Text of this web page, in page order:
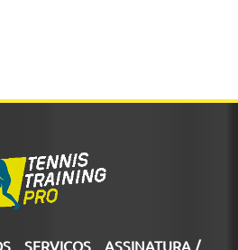
SERVIÇOS ASSINATURA /